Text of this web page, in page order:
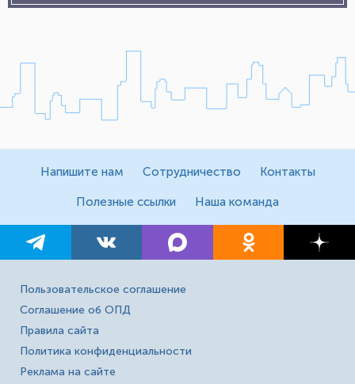
Напишите нам Сотрудничество Контакты
Полезные ссылки Наша команда
Пользовательское соглашение
Соглашение об ОПД
Правила сайта
Политика конфиденциальности
Реклама на сайте